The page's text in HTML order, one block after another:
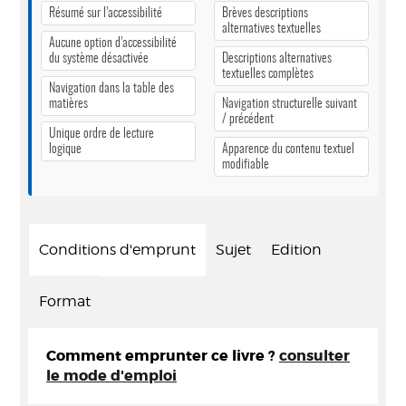
Résumé sur l’accessibilité
Aucune option d’accessibilité
du système désactivée
Navigation dans la table des
matières
Unique ordre de lecture
logique
Brèves descriptions
alternatives textuelles
Descriptions alternatives
textuelles complètes
Navigation structurelle suivant
/ précédent
Apparence du contenu textuel
modifiable
Conditions d'emprunt Sujet Edition
Format
Comment emprunter ce livre ? consulter
le mode d'emploi